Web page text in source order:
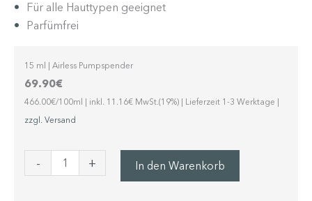
Für alle Hauttypen geeignet
Parfümfrei
15 ml | Airless Pumpspender
69.90€
466.00€/100ml | inkl. 11.16€ MwSt.(19%) | Lieferzeit 1-3 Werktage |
zzgl. Versand
- + In den Warenkorb